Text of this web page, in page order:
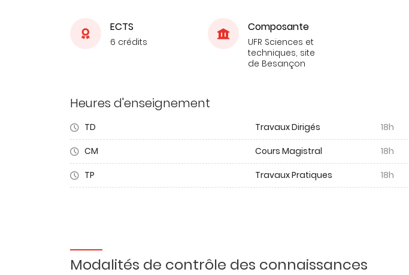
ECTS
6 crédits
Composante
UFR Sciences et
techniques, site
de Besançon
Heures d'enseignement
TD Travaux Dirigés
18h
CM
Cours Magistral
18h
TP
Travaux Pratiques 18h
Modalités de contrôle des connaissances